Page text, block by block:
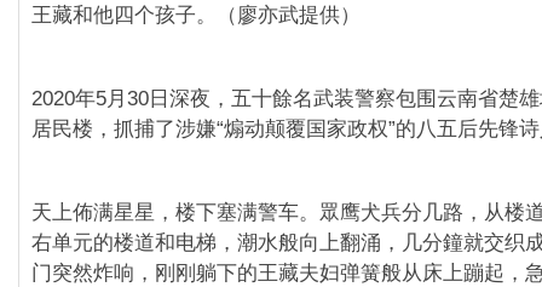
王藏和他四个孩子。（廖亦武提供）
2020年5月30日深夜，五十餘名武装警察包围云南省楚
居民楼，抓捕了涉嫌“煽动颠覆国家政权”的八五后先锋
天上佈满星星，楼下塞满警车。眾鹰犬兵分几路，从楼
右单元的楼道和电梯，潮水般向上翻涌，几分鐘就交织
门突然炸响，刚刚躺下的王藏夫妇弹簧般从床上蹦起，